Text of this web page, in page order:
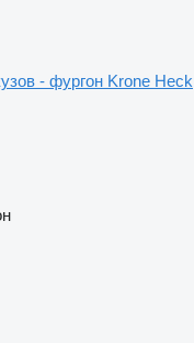
- фургон Krone Heck